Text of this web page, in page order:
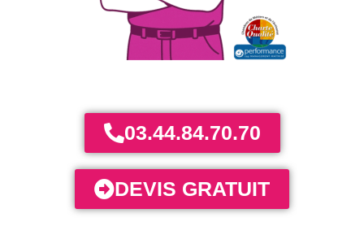
03.44.84.70.70
DEVIS GRATUIT